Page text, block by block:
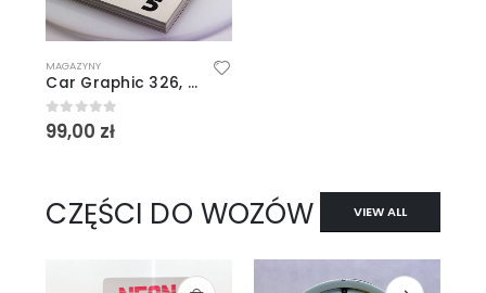
MAGAZYNY
Car Graphic 326, 5/1988
0out of 5
99,00 zł
CZĘŚCI DO WOZÓW VIEW ALL